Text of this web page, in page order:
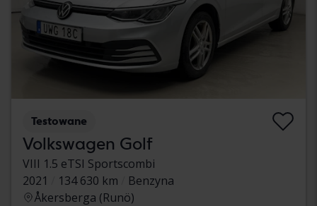
Testowane
Volkswagen Golf
VIII 1.5 eTSI Sportscombi
2021
134 630 km
Benzyna
Åkersberga (Runö)